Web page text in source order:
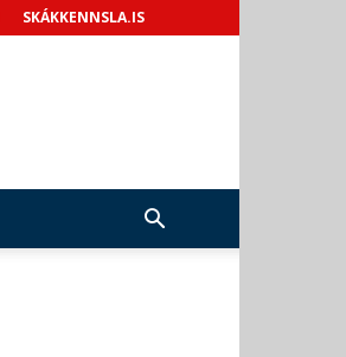
SKÁKKENNSLA.IS